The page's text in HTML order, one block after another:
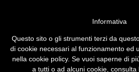
vista
Nascerà il maggior
Informativa
Questo sito o gli strumenti terzi da
di cookie necessari al funzionamento ed
nella cookie policy. Se vuoi saperne di
a tutti o ad alcuni cookie, consulta